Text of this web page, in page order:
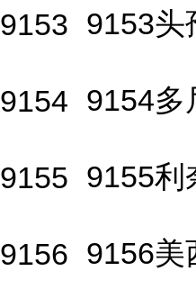
9153 9153头
9154 9154多
9155 9155利
9156 9156美